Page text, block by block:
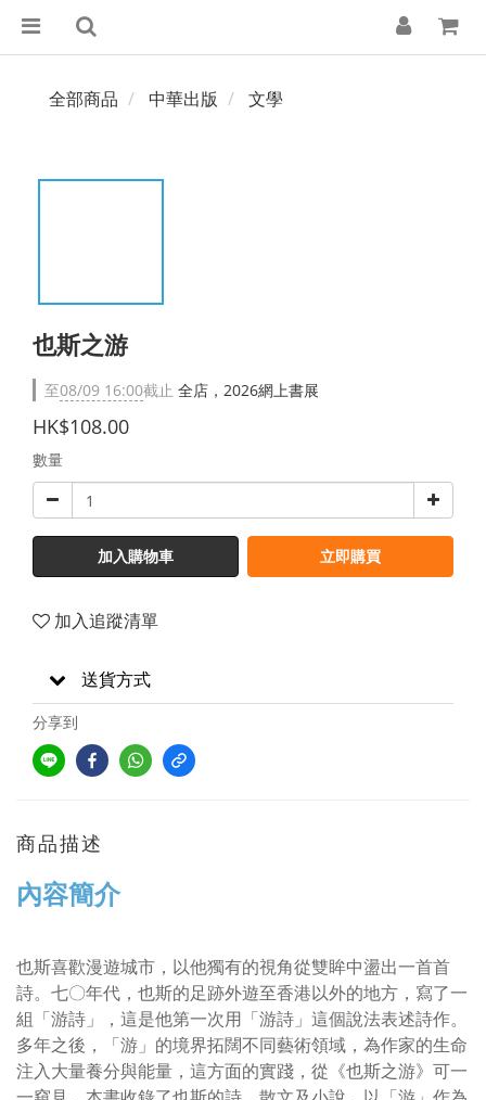
全部商品 中華出版 文學
也斯之游
至08/09 16:00截止 全店，2026網上書展
HK$108.00
數量
加入購物車 立即購買
加入追蹤清單
送貨方式
分享到
商品描述
內容簡介
也斯喜歡漫遊城市，以他獨有的視角從雙眸中盪出一首首
詩。七〇年代，也斯的足跡外遊至香港以外的地方，寫了一
組「游詩」，這是他第一次用「游詩」這個說法表述詩作。
多年之後，「游」的境界拓闊不同藝術領域，為作家的生命
注入大量養分與能量，這方面的實踐，從《也斯之游》可一